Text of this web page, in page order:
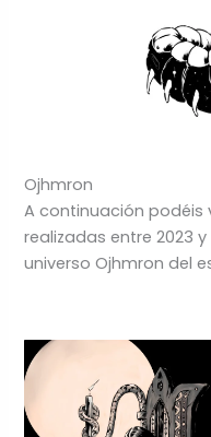
Ojhmron
A continuación podéis
realizadas entre 2023
universo Ojhmron del